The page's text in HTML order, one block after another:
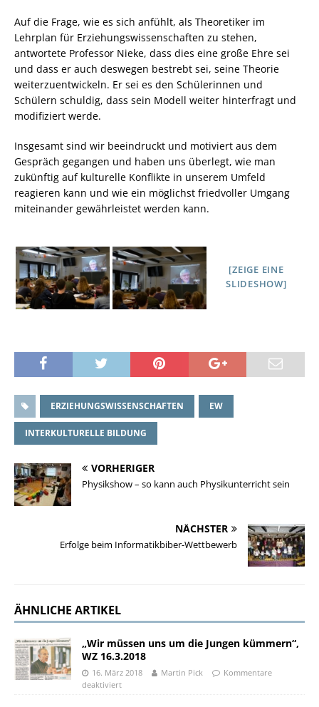
Auf die Frage, wie es sich anfühlt, als Theoretiker im
Lehrplan für Erziehungswissenschaften zu stehen,
antwortete Professor Nieke, dass dies eine große Ehre sei
und dass er auch deswegen bestrebt sei, seine Theorie
weiterzuentwickeln. Er sei es den Schülerinnen und
Schülern schuldig, dass sein Modell weiter hinterfragt und
modifiziert werde.
Insgesamt sind wir beeindruckt und motiviert aus dem
Gespräch gegangen und haben uns überlegt, wie man
zukünftig auf kulturelle Konflikte in unserem Umfeld
reagieren kann und wie ein möglichst friedvoller Umgang
miteinander gewährleistet werden kann.
[ZEIGE EINE
SLIDESHOW]
ERZIEHUNGSWISSENSCHAFTEN EW
INTERKULTURELLE BILDUNG
VORHERIGER
Physikshow – so kann auch Physikunterricht sein
NÄCHSTER
Erfolge beim Informatikbiber-Wettbewerb
ÄHNLICHE ARTIKEL
„Wir müssen uns um die Jungen kümmern“,
WZ 16.3.2018
16. März 2018 Martin Pick
Kommentare
deaktiviert